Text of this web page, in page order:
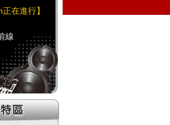
萬別錯過！
這！
正在進行】
線
正在進行】